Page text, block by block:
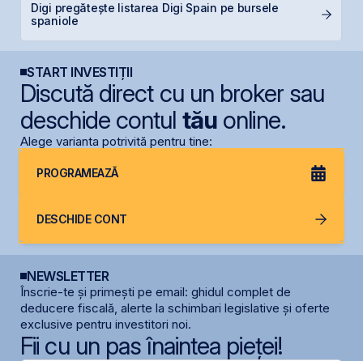
Digi pregătește listarea Digi Spain pe bursele
spaniole
START INVESTIȚII
Discută direct cu un broker sau
deschide contul tăuonline.
Alege varianta potrivită pentru tine:
PROGRAMEAZĂ
DESCHIDE CONT
NEWSLETTER
Înscrie-te și primești pe email: ghidul complet de
deducere fiscală, alerte la schimbari legislative și oferte
exclusive pentru investitori noi.
Fii cu un pas înaintea pieței!